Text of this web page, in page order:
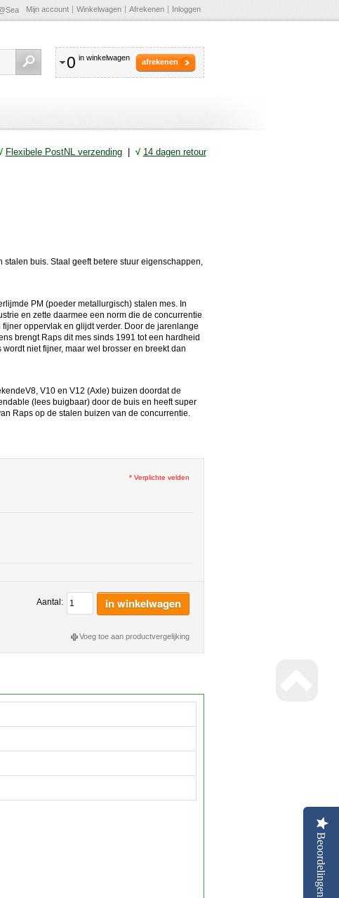
Mijn account Winkelwagen Afrekenen Inloggen
0 in winkelwagen afrekenen
Flexibele PostNL verzending| √ 14 dagen retour
buis. Staal geeft betere stuur eigenschappen,
PM (poeder metallurgisch) stalen mes. In
en zette daarmee een norm die de concurrentie
oppervlak en glijdt verder. Door de jarenlange
brengt Raps dit mes sinds 1991 tot een hardheid
niet fijner, maar wel brosser en breekt dan
V10 en V12 (Axle) buizen doordat de
(lees buigbaar) door de buis en heeft super
Raps op de stalen buizen van de concurrentie.
* Verplichte velden
Aantal: in winkelwagen
Voeg toe aan productvergelijking
Beoordelingen